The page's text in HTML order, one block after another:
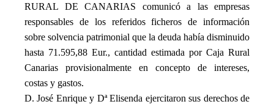
RURAL DE CANARIAS comunicó a las empresas
responsables de los referidos ficheros de información
sobre solvencia patrimonial que la deuda había disminuido
hasta 71.595,88 Eur., cantidad estimada por Caja Rural
Canarias provisionalmente en concepto de intereses,
costas y gastos.
D. José Enrique y Dª Elisenda ejercitaron sus derechos de